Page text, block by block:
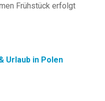
Frühstück erfolgt
Urlaub in Polen